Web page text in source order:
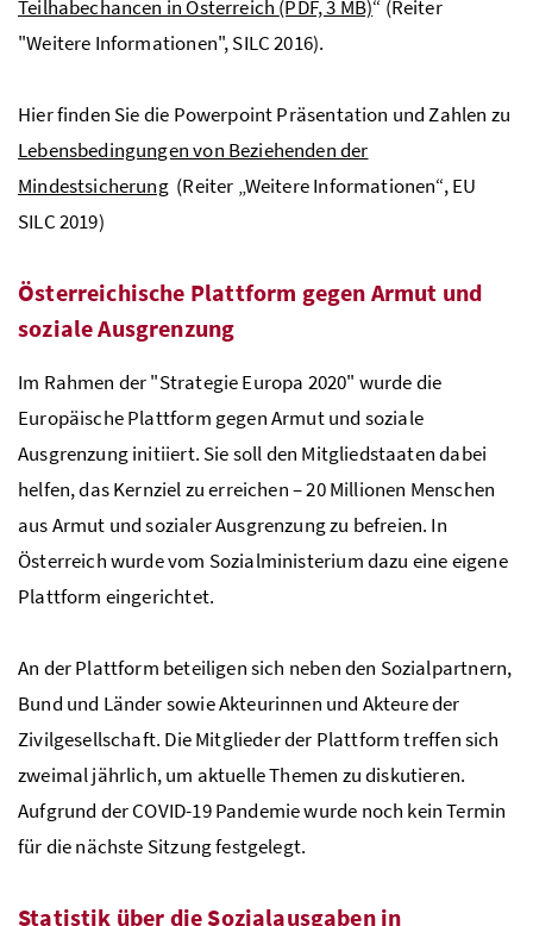
Teilhabechancen in Österreich (PDF, 3 MB)“ (Reiter
"Weitere Informationen", SILC 2016).
Hier finden Sie die Powerpoint Präsentation und Zahlen zu
Lebensbedingungen von Beziehenden der
Mindestsicherung(Reiter „Weitere Informationen“, EU
SILC 2019)
Österreichische Plattform gegen Armut und
soziale Ausgrenzung
Im Rahmen der "Strategie Europa 2020" wurde die
Europäische Plattform gegen Armut und soziale
Ausgrenzung initiiert. Sie soll den Mitgliedstaaten dabei
helfen, das Kernziel zu erreichen – 20 Millionen Menschen
aus Armut und sozialer Ausgrenzung zu befreien. In
Österreich wurde vom Sozialministerium dazu eine eigene
Plattform eingerichtet.
An der Plattform beteiligen sich neben den Sozialpartnern,
Bund und Länder sowie Akteurinnen und Akteure der
Zivilgesellschaft. Die Mitglieder der Plattform treffen sich
zweimal jährlich, um aktuelle Themen zu diskutieren.
Aufgrund der COVID-19 Pandemie wurde noch kein Termin
für die nächste Sitzung festgelegt.
Statistik über die Sozialausgaben in